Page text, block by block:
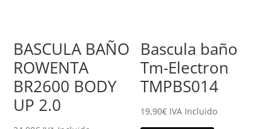
BASCULA BAÑO
ROWENTA
BR2600 BODY
UP 2.0
Bascula baño
Tm-Electron
TMPBS014
19,90€ IVA Incluido